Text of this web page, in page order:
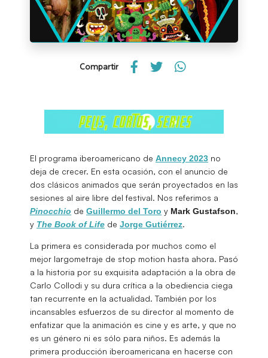
Compartir
El programa iberoamericano de Annecy 2023 no
deja de crecer. En esta ocasión, con el anuncio de
dos clásicos animados que serán proyectados en las
sesiones al aire libre del festival. Nos referimos a
Pinocchio de Guillermo del Toro y Mark Gustafson,
y The Book of Life de Jorge Gutiérrez.
La primera es considerada por muchos como el
mejor largometraje de stop motion hasta ahora. Pasó
a la historia por su exquisita adaptación a la obra de
Carlo Collodi y su dura crítica a la obediencia ciega
tan recurrente en la actualidad. También por los
incansables esfuerzos de su director al momento de
enfatizar que la animación es cine y es arte, y que no
es un género ni es sólo para niños. Es además la
primera producción iberoamericana en hacerse con